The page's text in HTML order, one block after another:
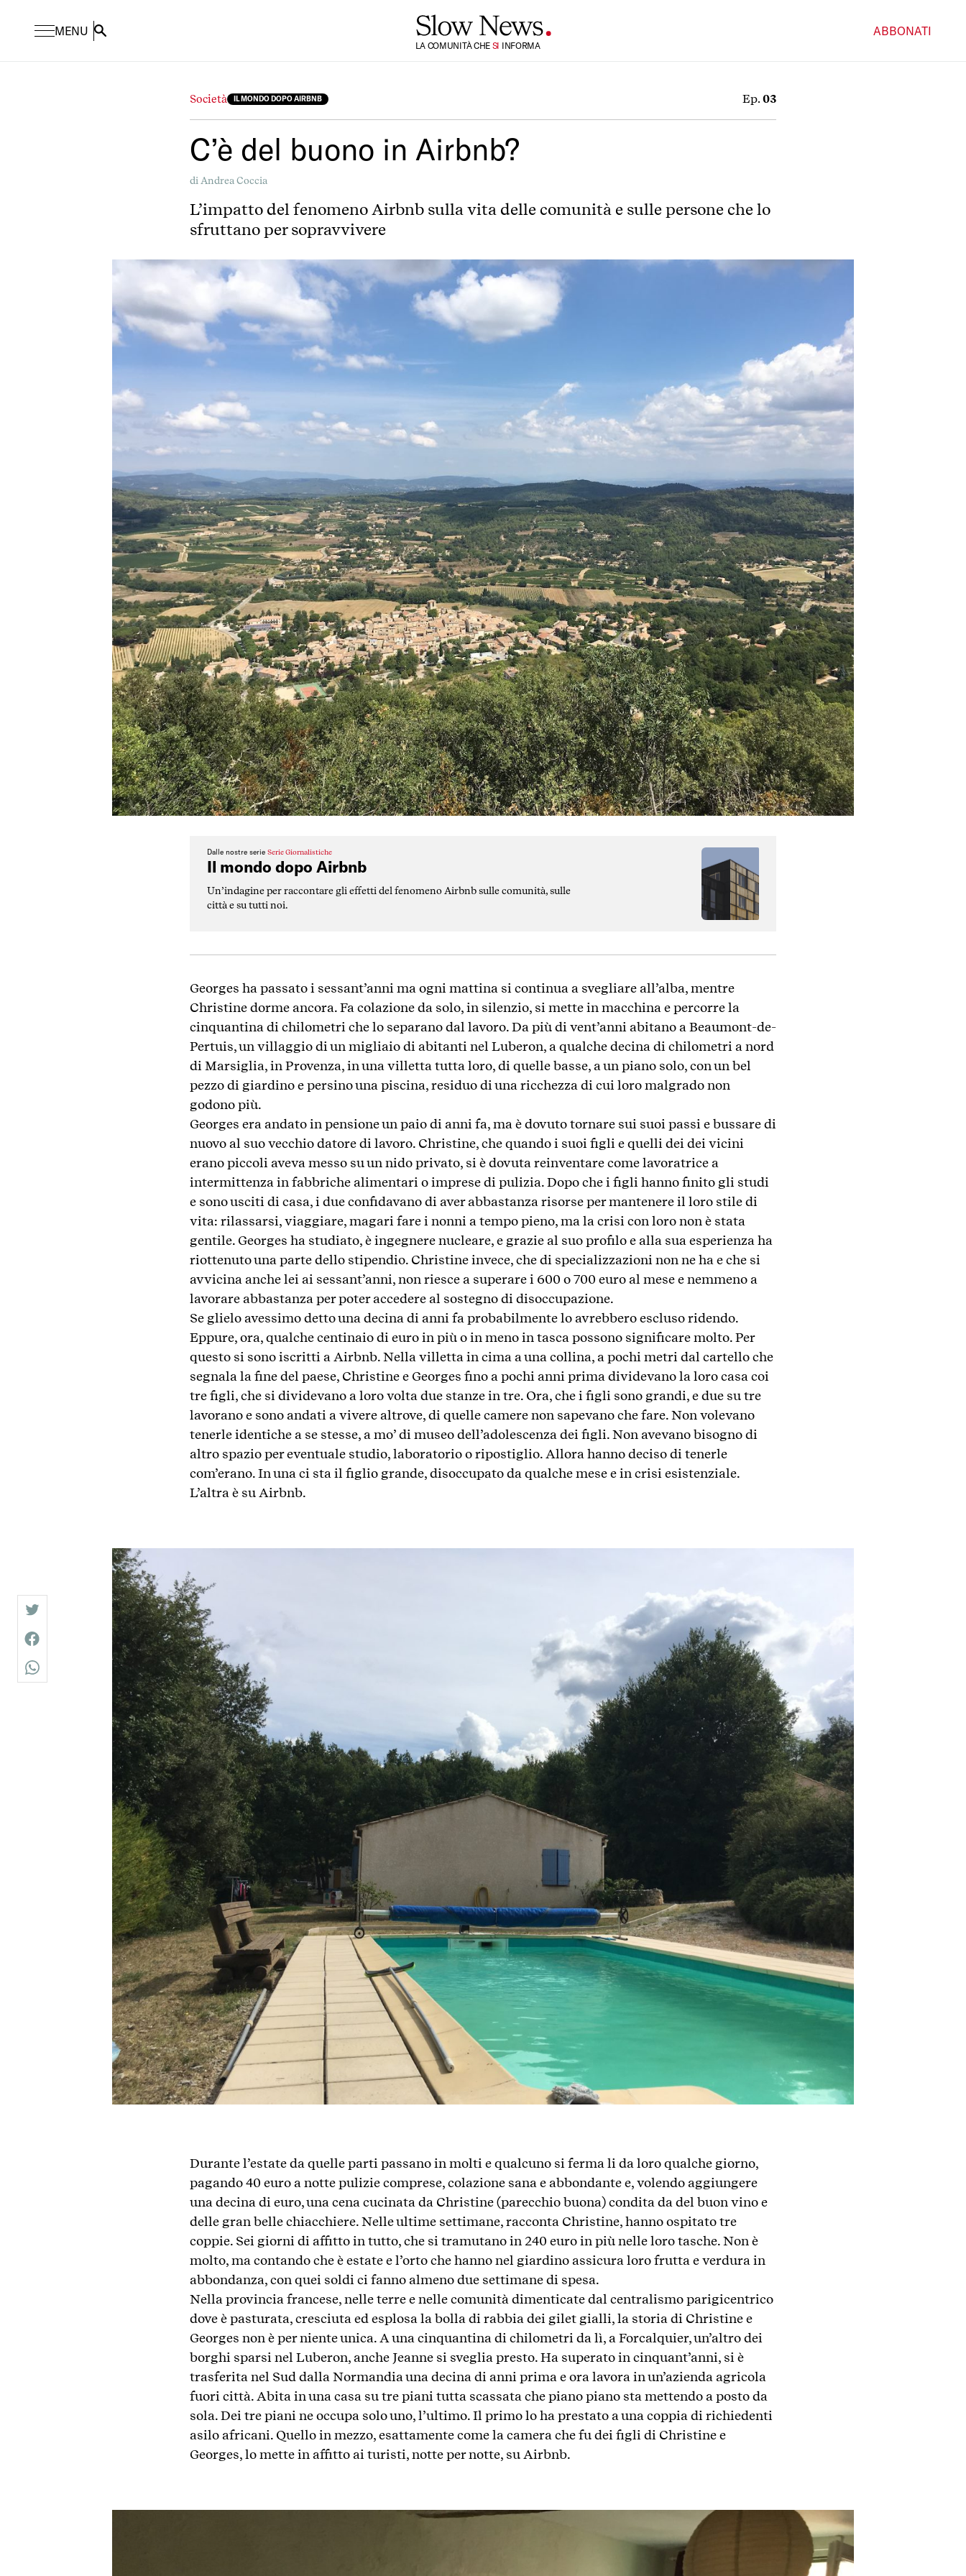
MENU Search
LA COMUNITÀ CHE TI INFORMA
ABBONATI
twitter
facebook
whatsapp
Società IL MONDO DOPO AIRBNB Ep. 03
C’è del buono in Airbnb?
di Andrea Coccia
L’impatto del fenomeno Airbnb sulla vita delle comunità e sulle persone che lo
sfruttano per sopravvivere
Dalle nostre serie Serie Giornalistiche
Il mondo dopo Airbnb
Un’indagine per raccontare gli effetti del fenomeno Airbnb sulle comunità, sulle
città e su tutti noi.
Georges ha passato i sessant’anni ma ogni mattina si continua a svegliare all’alba, mentre
Christine dorme ancora. Fa colazione da solo, in silenzio, si mette in macchina e percorre la
cinquantina di chilometri che lo separano dal lavoro. Da più di vent’anni abitano a Beaumont-de-
Pertuis, un villaggio di un migliaio di abitanti nel Luberon, a qualche decina di chilometri a nord
di Marsiglia, in Provenza, in una villetta tutta loro, di quelle basse, a un piano solo, con un bel
pezzo di giardino e persino una piscina, residuo di una ricchezza di cui loro malgrado non
godono più.
Georges era andato in pensione un paio di anni fa, ma è dovuto tornare sui suoi passi e bussare di
nuovo al suo vecchio datore di lavoro. Christine, che quando i suoi figli e quelli dei dei vicini
erano piccoli aveva messo su un nido privato, si è dovuta reinventare come lavoratrice a
intermittenza in fabbriche alimentari o imprese di pulizia. Dopo che i figli hanno finito gli studi
e sono usciti di casa, i due confidavano di aver abbastanza risorse per mantenere il loro stile di
vita: rilassarsi, viaggiare, magari fare i nonni a tempo pieno, ma la crisi con loro non è stata
gentile. Georges ha studiato, è ingegnere nucleare, e grazie al suo profilo e alla sua esperienza ha
riottenuto una parte dello stipendio. Christine invece, che di specializzazioni non ne ha e che si
avvicina anche lei ai sessant’anni, non riesce a superare i 600 o 700 euro al mese e nemmeno a
lavorare abbastanza per poter accedere al sostegno di disoccupazione.
Se glielo avessimo detto una decina di anni fa probabilmente lo avrebbero escluso ridendo.
Eppure, ora, qualche centinaio di euro in più o in meno in tasca possono significare molto. Per
questo si sono iscritti a Airbnb. Nella villetta in cima a una collina, a pochi metri dal cartello che
segnala la fine del paese, Christine e Georges fino a pochi anni prima dividevano la loro casa coi
tre figli, che si dividevano a loro volta due stanze in tre. Ora, che i figli sono grandi, e due su tre
lavorano e sono andati a vivere altrove, di quelle camere non sapevano che fare. Non volevano
tenerle identiche a se stesse, a mo’ di museo dell’adolescenza dei figli. Non avevano bisogno di
altro spazio per eventuale studio, laboratorio o ripostiglio. Allora hanno deciso di tenerle
com’erano. In una ci sta il figlio grande, disoccupato da qualche mese e in crisi esistenziale.
L’altra è su Airbnb.
Durante l’estate da quelle parti passano in molti e qualcuno si ferma li da loro qualche giorno,
pagando 40 euro a notte pulizie comprese, colazione sana e abbondante e, volendo aggiungere
una decina di euro, una cena cucinata da Christine (parecchio buona) condita da del buon vino e
delle gran belle chiacchiere. Nelle ultime settimane, racconta Christine, hanno ospitato tre
coppie. Sei giorni di affitto in tutto, che si tramutano in 240 euro in più nelle loro tasche. Non è
molto, ma contando che è estate e l’orto che hanno nel giardino assicura loro frutta e verdura in
abbondanza, con quei soldi ci fanno almeno due settimane di spesa.
Nella provincia francese, nelle terre e nelle comunità dimenticate dal centralismo parigicentrico
dove è pasturata, cresciuta ed esplosa la bolla di rabbia dei gilet gialli, la storia di Christine e
Georges non è per niente unica. A una cinquantina di chilometri da lì, a Forcalquier, un’altro dei
borghi sparsi nel Luberon, anche Jeanne si sveglia presto. Ha superato in cinquant’anni, si è
trasferita nel Sud dalla Normandia una decina di anni prima e ora lavora in un’azienda agricola
fuori città. Abita in una casa su tre piani tutta scassata che piano piano sta mettendo a posto da
sola. Dei tre piani ne occupa solo uno, l’ultimo. Il primo lo ha prestato a una coppia di richiedenti
asilo africani. Quello in mezzo, esattamente come la camera che fu dei figli di Christine e
Georges, lo mette in affitto ai turisti, notte per notte, su Airbnb.